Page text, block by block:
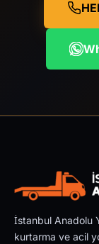
İstanbul Anadolu
kurtarma ve acil